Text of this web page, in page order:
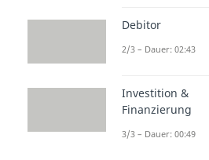
Finanzen und
meist anhand
Debitor
2/3 – Dauer: 02:43
Investition &
Finanzierung
3/3 – Dauer: 00:49